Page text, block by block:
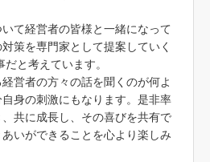
て経営者の皆様と一緒になって
策を専門家として提案していく
と考えています。
営者の方々の話を聞くのが何よ
身の刺激にもなります。是非率
共に成長し、その喜びを共有で
いができることを心より楽しみ